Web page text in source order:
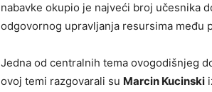
nabavke okupio je najveći broj učesnika
odgovornog upravljanja resursima među
Jedna od centralnih tema ovogodišnjeg
ovoj temi razgovarali su Marcin Kucinski